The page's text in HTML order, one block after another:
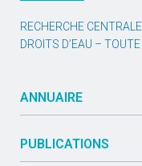
RECHERCHE
DROITS D’EAU –
ANNUAIRE
PUBLICATIONS